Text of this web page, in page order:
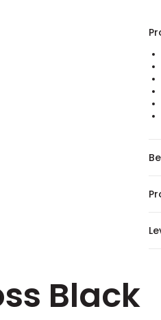
Black